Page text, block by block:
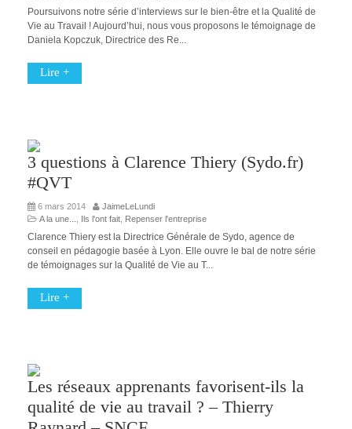
Poursuivons notre série d’interviews sur le bien-être et la Qualité de
Vie au Travail ! Aujourd’hui, nous vous proposons le témoignage de
Daniela Kopczuk, Directrice des Re...
Lire +
3 questions à Clarence Thiery (Sydo.fr)
#QVT
6 mars 2014
JaimeLeLundi
A la une...
Ils l'ont fait, Repenser l'entreprise
Clarence Thiery est la Directrice Générale de Sydo, agence de
conseil en pédagogie basée à Lyon. Elle ouvre le bal de notre série
de témoignages sur la Qualité de Vie au T...
Lire +
Les réseaux apprenants favorisent-ils la
qualité de vie au travail ? – Thierry